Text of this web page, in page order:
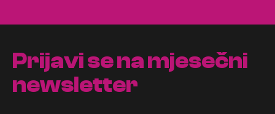
Prijavi se na mjesečni
newsletter